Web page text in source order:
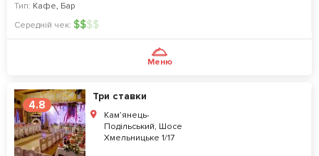
Тип: Кафе, Бар
Середній чек: $$$$
Меню
4.8
Три ставки
Кам’янець-
Подільський, Шосе
Хмельницьке 1/17